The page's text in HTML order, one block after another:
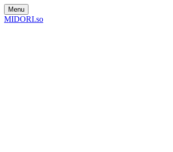
Menu
MIDORI.so